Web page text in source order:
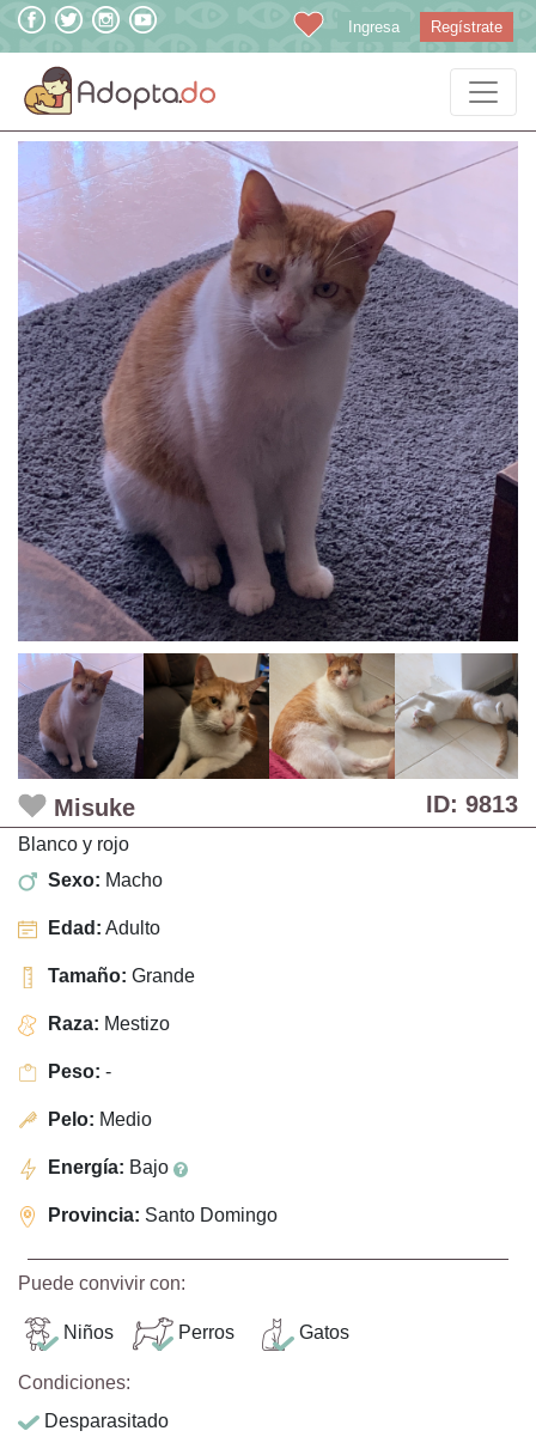
Ingresa Regístrate
Misuke ID: 9813
Blanco y rojo
Sexo: Macho
Edad: Adulto
Tamaño: Grande
Raza: Mestizo
Peso: -
Pelo: Medio
Energía: Bajo
Provincia: Santo Domingo
Puede convivir con:
Niños Perros Gatos
Condiciones:
Desparasitado